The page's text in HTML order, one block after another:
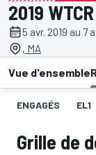
présenté par
2019
5 avr. 2019 au 7
, MA
Vue d'ensemble
ENGAGÉS EL1
Grille de